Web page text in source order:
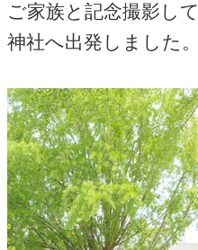
ご家族と記念撮影して
神社へ出発しました。